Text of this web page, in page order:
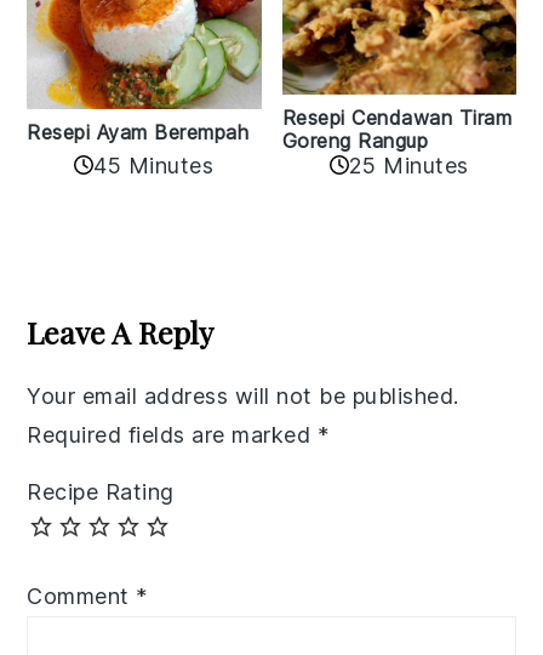
Resepi Ayam Berempah
45 Minutes
Resepi Cendawan Tiram
Goreng Rangup
25 Minutes
Interactions
Leave A Reply
Your email address will not be published.
Required fields are marked *
Recipe Rating
Comment *